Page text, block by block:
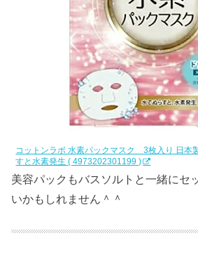
コットンラボ 水素パックマスク 3枚入り 日本
すと水素発生 ( 4973202301199 )
美容パックもバスソルトと一緒にセ
いかもしれません＾＾